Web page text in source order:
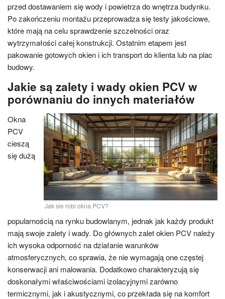
przed dostawaniem się wody i powietrza do wnętrza budynku.
Po zakończeniu montażu przeprowadza się testy jakościowe,
które mają na celu sprawdzenie szczelności oraz
wytrzymałości całej konstrukcji. Ostatnim etapem jest
pakowanie gotowych okien i ich transport do klienta lub na plac
budowy.
Jakie są zalety i wady okien PCV w
porównaniu do innych materiałów
Jak sie robi okna PCV?
Okna
PCV
cieszą
się dużą
popularnością na rynku budowlanym, jednak jak każdy produkt
mają swoje zalety i wady. Do głównych zalet okien PCV należy
ich wysoka odporność na działanie warunków
atmosferycznych, co sprawia, że nie wymagają one częstej
konserwacji ani malowania. Dodatkowo charakteryzują się
doskonałymi właściwościami izolacyjnymi zarówno
termicznymi, jak i akustycznymi, co przekłada się na komfort